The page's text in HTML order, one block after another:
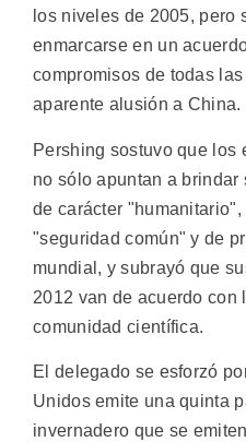
los niveles de 2005, pero
enmarcarse en un
compromisos de todas
aparente alusión a China.
Pershing sostuvo que los
no sólo apuntan a
de carácter
"seguridad común" y de
mundial, y subrayó que
2012 van de acuerdo con
comunidad científica.
El delegado se esforzó
Unidos emite una quinta
invernadero que se